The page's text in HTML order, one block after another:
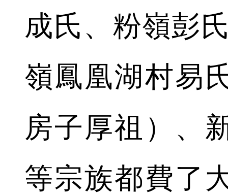
成氏、粉嶺彭
嶺鳳凰湖村易
房子厚祖）、
等宗族都費了